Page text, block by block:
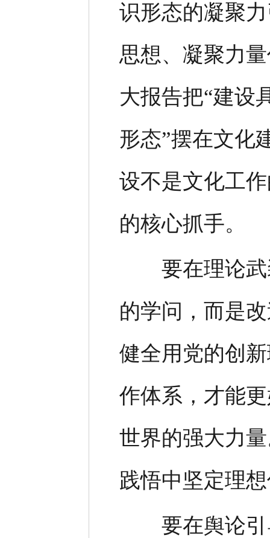
识形态的凝聚
思想、凝聚力
大报告把“建设
形态”摆在文化
设不是文化工
的核心抓手。
要在理论武
的学问，而是
健全用党的创
作体系，才能
世界的强大力
践悟中坚定理
要在舆论引